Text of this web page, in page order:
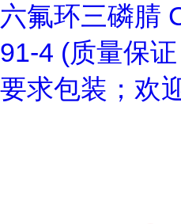
六氟环三磷腈
91-4 (质量保
要求包装；欢